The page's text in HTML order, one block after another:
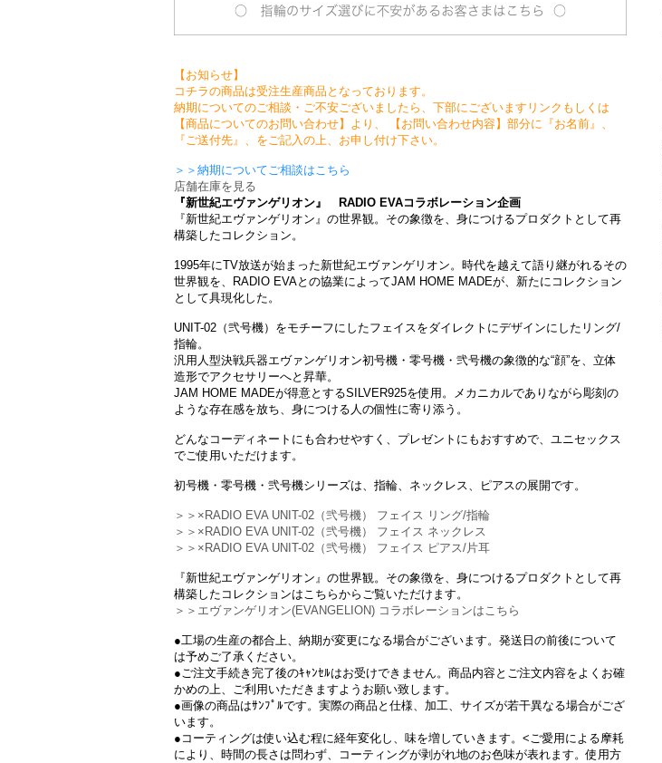
【お知らせ】
コチラの商品は受注生産商品となっております。
納期についてのご相談・ご不安ございましたら、下部にございますリンクもしくは
【商品についてのお問い合わせ】より、 【お問い合わせ内容】部分に『お名前』、
『ご送付先』、をご記入の上、お申し付け下さい。
＞＞納期についてご相談はこちら
店舗在庫を見る
『新世紀エヴァンゲリオン』 RADIO EVAコラボレーション企画
『新世紀エヴァンゲリオン』の世界観。その象徴を、身につけるプロダクトとして再
構築したコレクション。
1995年にTV放送が始まった新世紀エヴァンゲリオン。時代を越えて語り継がれるその
世界観を、RADIO EVAとの協業によってJAM HOME MADEが、新たにコレクション
として具現化した。
UNIT-02（弐号機）をモチーフにしたフェイスをダイレクトにデザインにしたリング/
指輪。
汎用人型決戦兵器エヴァンゲリオン初号機・零号機・弐号機の象徴的な“顔”を、立体
造形でアクセサリーへと昇華。
JAM HOME MADEが得意とするSILVER925を使用。メカニカルでありながら彫刻の
ような存在感を放ち、身につける人の個性に寄り添う。
どんなコーディネートにも合わせやすく、プレゼントにもおすすめで、ユニセックス
でご使用いただけます。
初号機・零号機・弐号機シリーズは、指輪、ネックレス、ピアスの展開です。
＞＞×RADIO EVA UNIT-02（弐号機） フェイス リング/指輪
＞＞×RADIO EVA UNIT-02（弐号機） フェイス ネックレス
＞＞×RADIO EVA UNIT-02（弐号機） フェイス ピアス/片耳
『新世紀エヴァンゲリオン』の世界観。その象徴を、身につけるプロダクトとして再
構築したコレクションはこちらからご覧いただけます。
＞＞エヴァンゲリオン(EVANGELION) コラボレーションはこちら
●工場の生産の都合上、納期が変更になる場合がございます。発送日の前後について
は予めご了承ください。
●ご注文手続き完了後のｷｬﾝｾﾙはお受けできません。商品内容とご注文内容をよくお確
かめの上、ご利用いただきますようお願い致します。
●画像の商品はｻﾝﾌﾟﾙです。実際の商品と仕様、加工、サイズが若干異なる場合がござ
います。
●コーティングは使い込む程に経年変化し、味を増していきます。<ご愛用による摩耗
により、時間の長さは問わず、コーティングが剥がれ地のお色味が表れます。使用方